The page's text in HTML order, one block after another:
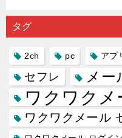
り会った
人に軽...
するので
タグ
2ch pc アプ
セフレ メー
ワクワクメ
ワクワクメール